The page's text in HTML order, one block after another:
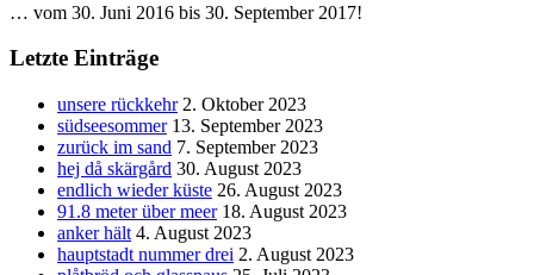
… vom 30. Juni 2016 bis 30. September 2017!
Letzte Einträge
unsere rückkehr 2. Oktober 2023
südseesommer 13. September 2023
zurück im sand 7. September 2023
hej då skärgård 30. August 2023
endlich wieder küste 26. August 2023
91.8 meter über meer 18. August 2023
anker hält 4. August 2023
hauptstadt nummer drei 2. August 2023